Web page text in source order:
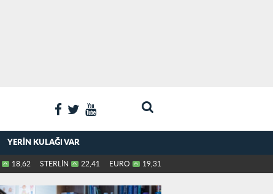
YERIN KULAĞI VAR
18,62 STERLİN 22,41 EURO 19,31